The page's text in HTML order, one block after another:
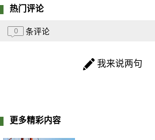
热门评论
0 条评论
我来说两句
更多精彩内容